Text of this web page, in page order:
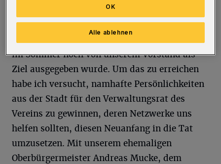
sympathisch und finanziell unabhängig
aufzustellen und endlich wieder in der
Stadtgesellschaft zu verankern, so wie es auch
im Sommer noch von unserem Vorstand als
Ziel ausgegeben wurde. Um das zu erreichen
habe ich versucht, namhafte Persönlichkeiten
aus der Stadt für den Verwaltungsrat des
Vereins zu gewinnen, deren Netzwerke uns
helfen sollten, diesen Neuanfang in die Tat
umzusetzen. Mit unserem ehemaligen
Oberbürgermeister Andreas Mucke, dem
Alle ablehnen
OK